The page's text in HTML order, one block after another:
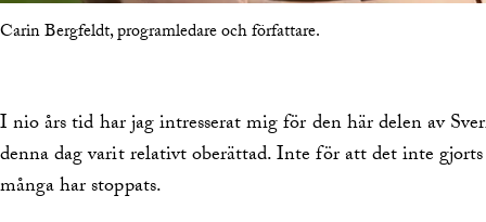
Carin Bergfeldt, programledare och författare.
I nio års tid har jag intresserat mig för den här delen av
denna dag varit relativt oberättad. Inte för att det inte
många har stoppats.